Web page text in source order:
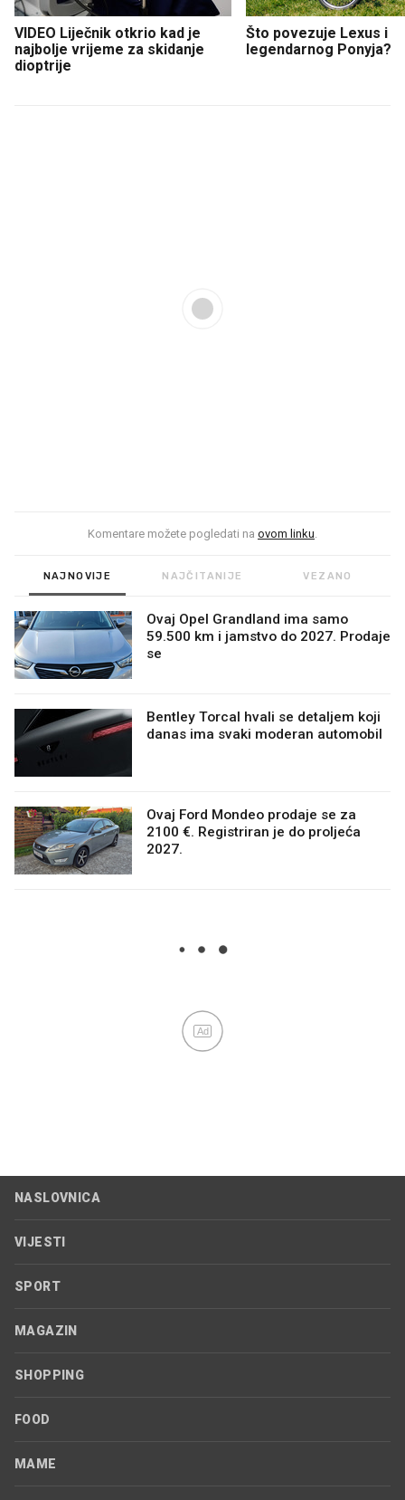
VIDEO Liječnik otkrio kad je
najbolje vrijeme za skidanje
dioptrije
Što povezuje Lexus i
legendarnog Ponyja?
Komentare možete pogledati na ovom linku
NAJNOVIJE NAJČITANIJE VEZANO
Ovaj Opel Grandland ima samo
59.500 km i jamstvo do 2027. Prodaje
se
Bentley Torcal hvali se detaljem koji
danas ima svaki moderan automobil
Ovaj Ford Mondeo prodaje se za
2100 €. Registriran je do proljeća
2027.
Ad
NASLOVNICA
VIJESTI
SPORT
MAGAZIN
SHOPPING
FOOD
MAME